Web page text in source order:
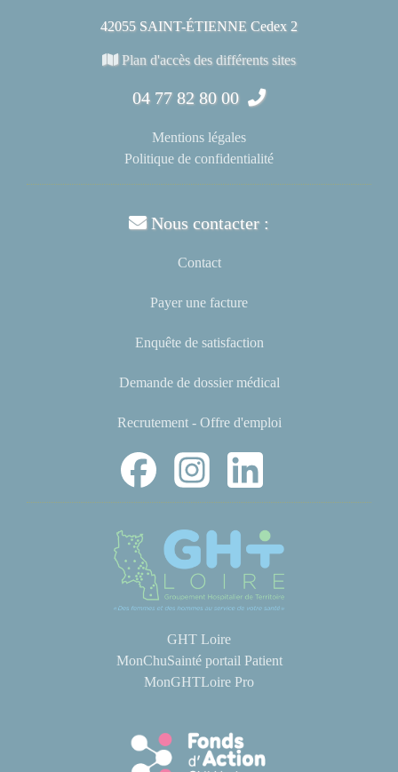
42055 SAINT-ÉTIENNE Cedex 2
Plan d'accès des différents sites
04 77 82 80 00
Mentions légales
Politique de confidentialité
Nous contacter :
Contact
Payer une facture
Enquête de satisfaction
Demande de dossier médical
Recrutement - Offre d'emploi
GHT Loire
MonChuSainté portail Patient
MonGHTLoire Pro